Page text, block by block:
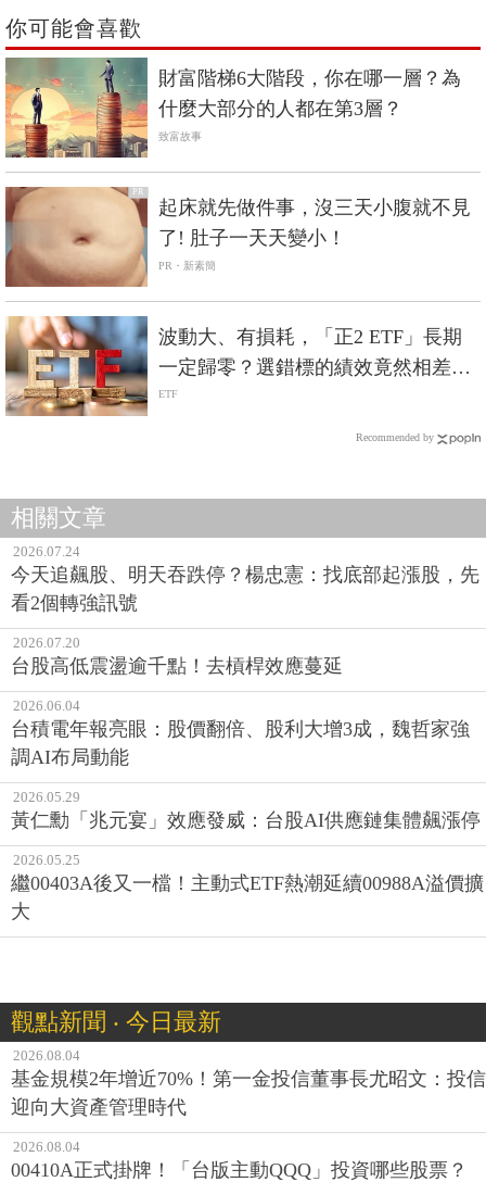
你可能會喜歡
財富階梯6大階段，你在哪一層？為
什麼大部分的人都在第3層？
致富故事
PR
起床就先做件事，沒三天小腹就不見
了! 肚子一天天變小！
PR・新素簡
波動大、有損耗，「正2 ETF」長期
一定歸零？選錯標的績效竟然相差5
倍？
ETF
Recommended by
相關文章
2026.07.24
今天追飆股、明天吞跌停？楊忠憲：找底部起漲股，先
看2個轉強訊號
2026.07.20
台股高低震盪逾千點！去槓桿效應蔓延
2026.06.04
台積電年報亮眼：股價翻倍、股利大增3成，魏哲家強
調AI布局動能
2026.05.29
黃仁勳「兆元宴」效應發威：台股AI供應鏈集體飆漲停
2026.05.25
繼00403A後又一檔！主動式ETF熱潮延續00988A溢價擴
大
觀點新聞 ‧ 今日最新
2026.08.04
基金規模2年增近70%！第一金投信董事長尤昭文：投信
迎向大資產管理時代
2026.08.04
00410A正式掛牌！「台版主動QQQ」投資哪些股票？